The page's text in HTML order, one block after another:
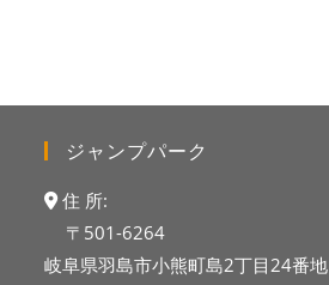
ジャンプパーク
住 所:
〒501-6264
岐阜県羽島市小熊町島2丁目24番地